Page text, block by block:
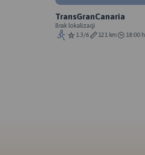
TransGranCanaria
Brak lokalizacji
1.3/6
121 km 18:00 h